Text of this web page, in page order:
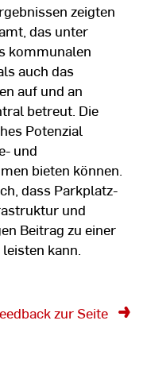
zeigten
das unter
kommunalen
auch das
auf und an
betreut. Die
Potenzial
und
bieten können.
dass Parkplatz-
und
Beitrag zu einer
kann.
zur Seite